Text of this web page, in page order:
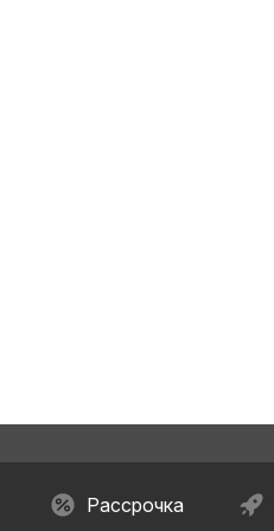
Рассрочка